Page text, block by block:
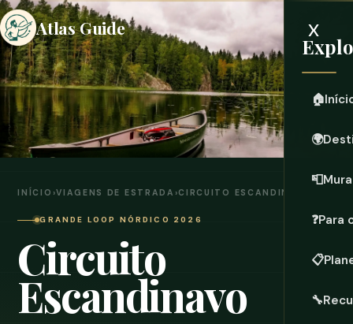
Atlas Guide x
🏠
🌍
📮
❓Para
📋
🔧
INÍCIO ›VIAGENS DE ESTRADA ›CIRCUITO ESCANDINAVO
GRANDE LOOP NÓRDICO 2026
Circuito
Escandinavo